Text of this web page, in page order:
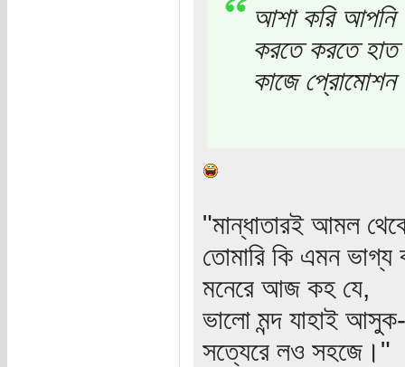
আশা করি আপনি
করতে করতে হাত
কাজে প্রোমোশন
"মান্ধাতারই আমল
তোমারি কি এমন ভাগ্য
মনেরে আজ কহ যে,
ভালো মন্দ যাহাই আসুক-
সত্যেরে লও সহজে।"